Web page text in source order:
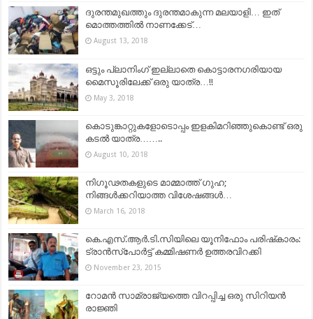
ദുരന്തമുഖത്തും ദുരന്തമാകുന്ന മലയാളി… ഇത്
മൊത്തത്തിൽ നാണക്കേട്…
August 13, 2018
ഒട്ടും പ്ലാനിംഗ് ഇല്ലാതെ കൊട്ടാരനഗരിയായ
മൈസൂരിലേക്ക് ഒരു യാത്ര…!!
May 3, 2018
കൊടുങ്കാറ്റുകളോടൊപ്പം ഇളകിമറിഞ്ഞുകൊണ്ട് ഒരു
കടല്‍ യാത്ര……..
August 10, 2018
നിഗൂഢതകളുടെ മാമ്മാത്ത് ഗുഹ;
നിങ്ങള്‍ക്കറിയാത്ത വിശേഷങ്ങള്‍…
March 16, 2018
കെ.എസ്.ആര്‍.ടി.സിയിലെ യൂനിഫോം പരിഷ്‌കാരം:
ട്രാന്‍സ്‌പോര്‍ട്ട് കമ്മിഷണര്‍ ഉത്തരവിറക്കി
November 23, 2015
റോമൻ സാമ്രാജ്യത്തെ വിറപ്പിച്ച ഒരു സിറിയൻ
രാജ്ഞി